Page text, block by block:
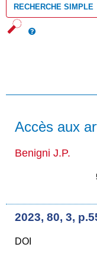
Accès aux
Benigni J.P.
2023, 80, 3,
DOI